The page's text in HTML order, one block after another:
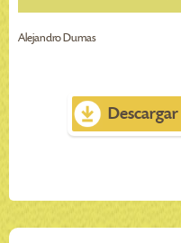
Alejandro Dumas
Descargar